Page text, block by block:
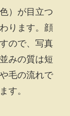
）が目立つ
ります。顔
ので、写真
みの質は短
毛の流れで
す。